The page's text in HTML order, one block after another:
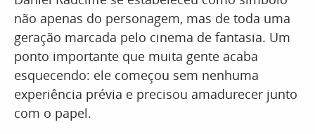
não apenas do personagem, mas de toda uma
geração marcada pelo cinema de fantasia. Um
ponto importante que muita gente acaba
esquecendo: ele começou sem nenhuma
experiência prévia e precisou amadurecer junto
com o papel.